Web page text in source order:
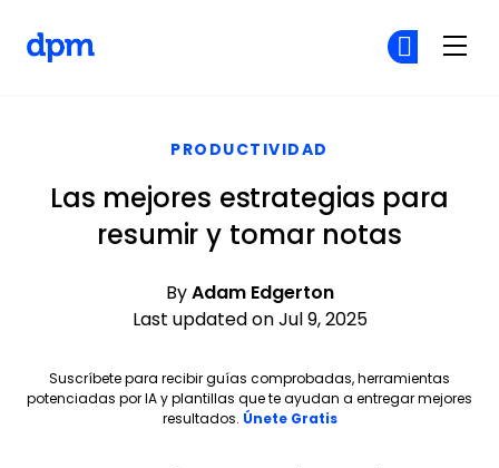
PRODUCTIVIDAD
Las mejores estrategias para
resumir y tomar notas
By Adam Edgerton
Last updated on Jul 9, 2025
Suscríbete para recibir guías comprobadas, herramientas
potenciadas por IA y plantillas que te ayudan a entregar mejores
resultados. Únete GratisOpens new window